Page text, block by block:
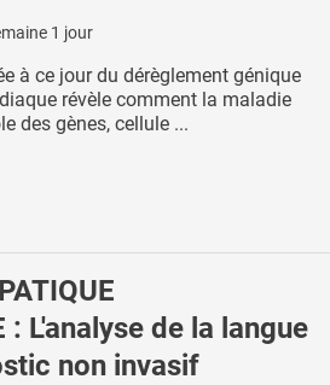
1 jour
à ce jour du dérèglement génique
révèle comment la maladie
des gènes, cellule ...
: L'analyse de la langue
non invasif